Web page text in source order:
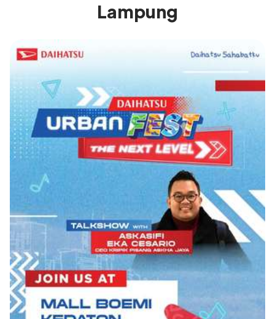
Lampung